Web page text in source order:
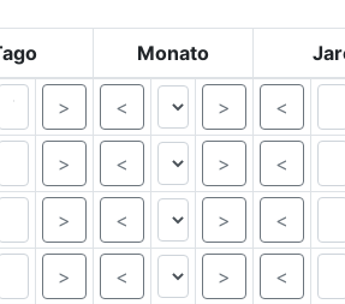
Monato
> < > <
> < > <
> < > <
> < > <